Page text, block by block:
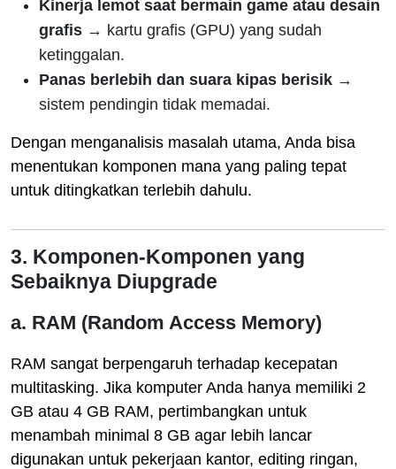
Kinerja lemot saat bermain game atau desain
grafis → kartu grafis (GPU) yang sudah
ketinggalan.
Panas berlebih dan suara kipas berisik →
sistem pendingin tidak memadai.
Dengan menganalisis masalah utama, Anda bisa
menentukan komponen mana yang paling tepat
untuk ditingkatkan terlebih dahulu.
3. Komponen-Komponen yang
Sebaiknya Diupgrade
a. RAM (Random Access Memory)
RAM sangat berpengaruh terhadap kecepatan
multitasking. Jika komputer Anda hanya memiliki 2
GB atau 4 GB RAM, pertimbangkan untuk
menambah minimal 8 GB agar lebih lancar
digunakan untuk pekerjaan kantor, editing ringan,